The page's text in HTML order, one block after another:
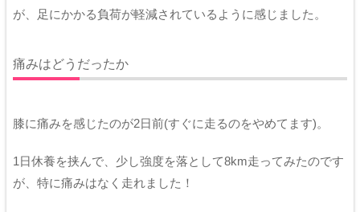
が、足にかかる負荷が軽減されているように感じました。
痛みはどうだったか
膝に痛みを感じたのが2日前(すぐに走るのをやめてます)。
1日休養を挟んで、少し強度を落として8km走ってみたのです
が、特に痛みはなく走れました！